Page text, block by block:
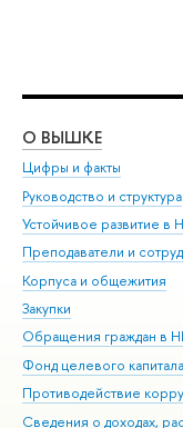
О ВЫШКЕ
Цифры и факты
Руководство и структура
Устойчивое развитие
Преподаватели и
Корпуса и общежития
Закупки
Обращения граждан в
Фонд целевого капитала
Противодействие
Сведения о доходах,